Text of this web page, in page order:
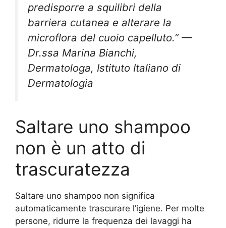
predisporre a squilibri della
barriera cutanea e alterare la
microflora del cuoio capelluto.” —
Dr.ssa Marina Bianchi,
Dermatologa, Istituto Italiano di
Dermatologia
Saltare uno shampoo
non è un atto di
trascuratezza
Saltare uno shampoo non significa
automaticamente trascurare l’igiene. Per molte
persone, ridurre la frequenza dei lavaggi ha